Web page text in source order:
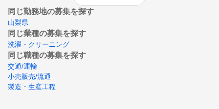
同じ勤務地の募集を探す
山梨県
同じ業種の募集を探す
洗濯・クリーニング
同じ職種の募集を探す
交通/運輸
小売販売/流通
製造・生産工程